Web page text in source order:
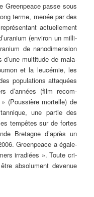
Green­peace pas­se sous
ter­me, menée par des
actu­el­le­ment
(envi­ron un mil­li­
de nano­di­men­si­on
d’une multi­tu­de de mala­
et la leu­cé­mie, les
popu­la­ti­ons atta­quées
d’années (film recom­
(Pous­siè­re mor­tel­le) de
une par­tie des
tempêtes sur de for­tes
Bre­ta­gne d’après un
Green­peace a éga­le­
irra­diées ». Tou­te cri­
abso­lu­ment deve­nue